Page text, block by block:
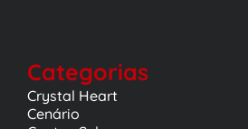
Categorias
Crystal Heart
Cenário